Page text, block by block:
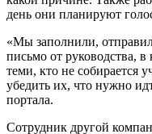
день они планируют
«Мы заполнили,
письмо от руководства,
теми, кто не собирается
убедить их, что нужно
портала.
Сотрудник другой